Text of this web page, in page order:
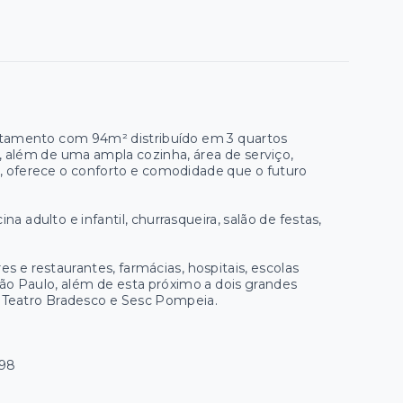
com 94m² distribuído em 3 quartos
além de uma ampla cozinha, área de serviço,
oferece o conforto e comodidade que o futuro
adulto e infantil, churrasqueira, salão de festas,
e restaurantes, farmácias, hospitais, escolas
Paulo, além de esta próximo a dois grandes
Bradesco e Sesc Pompeia.